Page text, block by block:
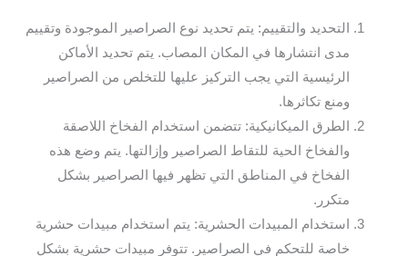
التحديد والتقييم: يتم تحديد نوع الصراصير الموجودة وتقييم
مدى انتشارها في المكان المصاب. يتم تحديد الأماكن
الرئيسية التي يجب التركيز عليها للتخلص من الصراصير
ومنع تكاثرها.
الطرق الميكانيكية: تتضمن استخدام الفخاخ اللاصقة
والفخاخ الحية للتقاط الصراصير وإزالتها. يتم وضع هذه
الفخاخ في المناطق التي تظهر فيها الصراصير بشكل
متكرر.
استخدام المبيدات الحشرية: يتم استخدام مبيدات حشرية
خاصة للتحكم في الصراصير. تتوفر مبيدات حشرية بشكل